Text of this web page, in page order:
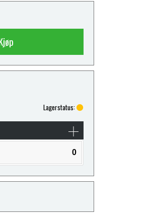
Lagerstatus:
0